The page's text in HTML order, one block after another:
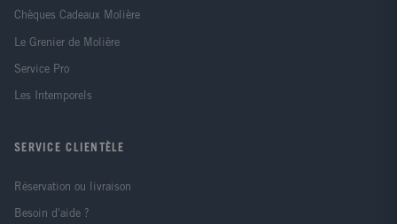
Chèques Cadeaux Molière
Le Grenier de Molière
Service Pro
Les Intemporels
SERVICE CLIENTÈLE
Réservation ou livraison
Besoin d'aide ?